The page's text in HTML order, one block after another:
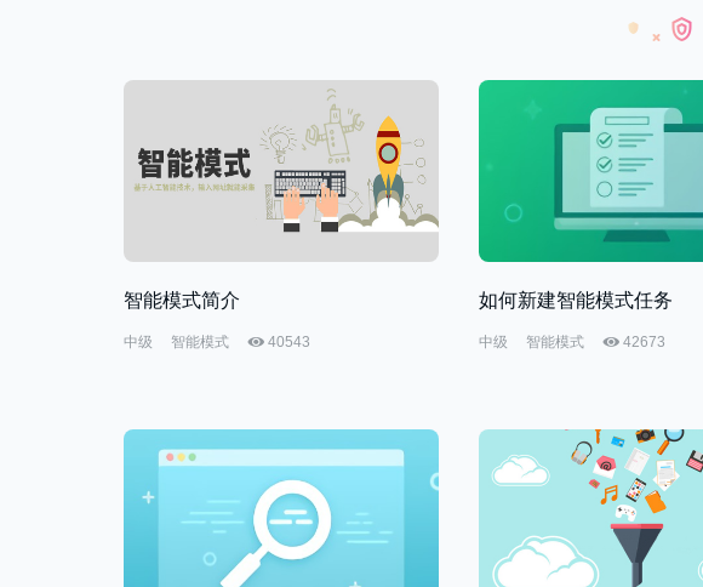
智能模式简介
中级 智能模式 40543
如何新建智能模式任务
中级 智能模式 42673